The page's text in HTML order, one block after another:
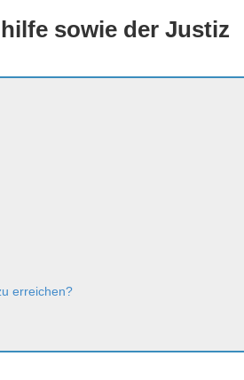
sowie der Justiz
erreichen?